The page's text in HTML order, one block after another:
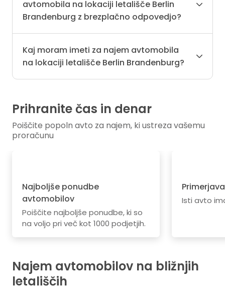
avtomobila na lokaciji letališče Berlin
Brandenburg z brezplačno odpovedjo?
Kaj moram imeti za najem avtomobila
na lokaciji letališče Berlin Brandenburg?
Prihranite čas in denar
Poiščite popoln avto za najem, ki ustreza vašemu
proračunu
Najboljše ponudbe
avtomobilov
Poiščite najboljše ponudbe, ki so
na voljo pri več kot 1000 podjetjih.
Isti avto
Najem avtomobilov na bližnjih
letališčih